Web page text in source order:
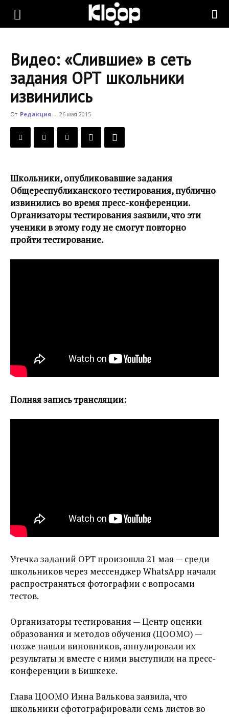
KLOOP.KG
Новости
Кыргызстана
Видео: «Слившие» в сеть
задания ОРТ школьники
извинились
От Редакция - 26 мая 2015
Школьники, опубликовавшие задания
Общереспубликанского тестирования, публично
извинились во время пресс-конференции.
Организаторы тестирования заявили, что эти
ученики в этому году не смогут повторно
пройти тестирование.
Полная запись трансляции:
Утечка заданий ОРТ произошла 21 мая — среди
школьников через мессенджер WhatsApp начали
распространяться фотографии с вопросами
тестов.
Организаторы тестирования — Центр оценки
образования и методов обучения (ЦООМО) —
позже нашли виновников, аннулировали их
результаты и вместе с ними выступили на пресс-
конференции в Бишкеке.
Глава ЦООМО Инна Валькова заявила, что
школьники сфотографировали семь листов во